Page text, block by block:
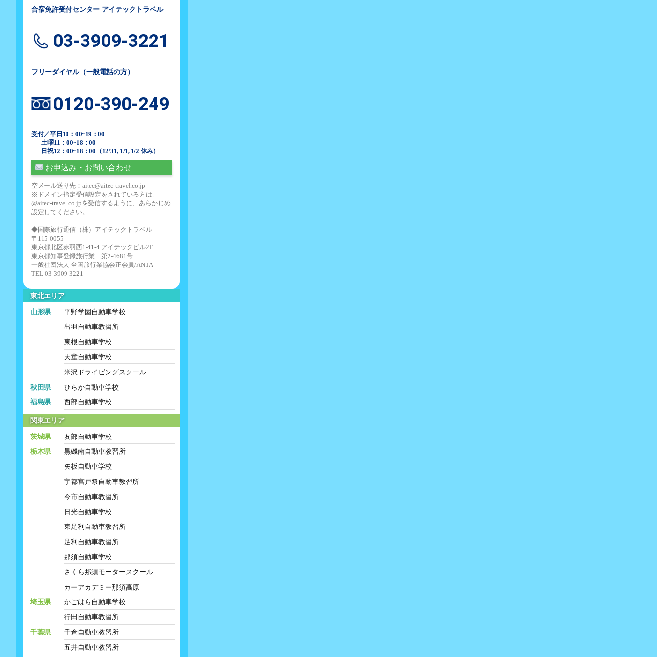
合宿免許受付センター アイテックトラベル
03-3909-3221
フリーダイヤル（一般電話の方）
0120-390-249
受付／平日10：00~19：00
土曜11：00~18：00
日祝12：00~18：00（12/31, 1/1, 1/2 休み）
お申込み・お問い合わせ
空メール送り先：aitec@aitec-travel.co.jp
※ドメイン指定受信設定をされている方は、
@aitec-travel.co.jpを受信するように、あらかじめ
設定してください。
◆国際旅行通信（株）アイテックトラベル
〒115-0055
東京都北区赤羽西1-41-4 アイテックビル2F
東京都知事登録旅行業 第2-4681号
一般社団法人 全国旅行業協会正会員/ANTA
TEL:03-3909-3221
東北エリア
山形県
平野学園自動車学校
出羽自動車教習所
東根自動車学校
天童自動車学校
米沢ドライビングスクール
秋田県
ひらか自動車学校
福島県
西部自動車学校
関東エリア
茨城県
友部自動車学校
栃木県
黒磯南自動車教習所
矢板自動車学校
宇都宮戸祭自動車教習所
今市自動車教習所
日光自動車学校
東足利自動車教習所
足利自動車教習所
那須自動車学校
さくら那須モータースクール
カーアカデミー那須高原
埼玉県
かごはら自動車学校
行田自動車教習所
千葉県
千倉自動車教習所
五井自動車教習所